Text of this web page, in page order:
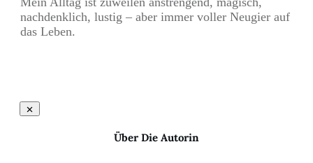
nachdenklich, lustig – aber immer voller Neugier auf
das Leben.
Über Die Autorin